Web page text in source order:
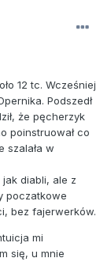
12 tc. Wcześniej
Podszedł
że pęcherzyk
poinstruował co
szalała w
jak diabli, ale z
poczatkowe
bez fajerwerków.
mi
się, u mnie